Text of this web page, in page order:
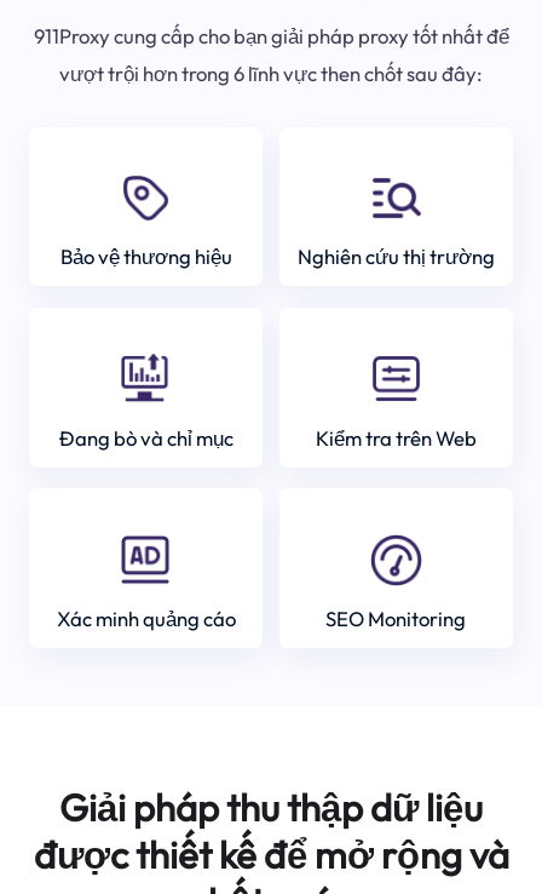
911Proxy cung cấp cho bạn giải pháp proxy tốt nhất để
vượt trội hơn trong 6 lĩnh vực then chốt sau đây:
Bảo vệ thương hiệu Nghiên cứu thị trường
Đang bò và chỉ mục Kiểm tra trên Web
Xác minh quảng cáo SEO Monitoring
Giải pháp thu thập dữ liệu
được thiết kế để mở rộng và